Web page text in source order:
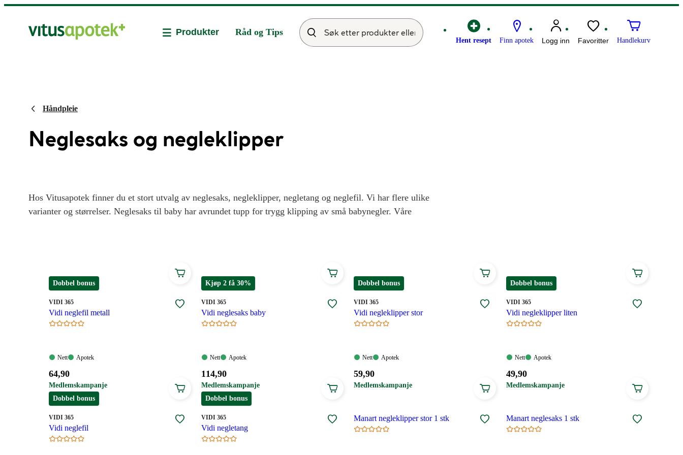
Hent resept Finn apotek Logg inn Favoritter Handlekurv
Produkter Råd og Tips
Håndpleie
Neglesaks og negleklipper
Hos Vitusapotek finner du et stort utvalg av neglesaks, negleklipper, negletang og neglefil. Vi har flere ulike
varianter og størrelser. Neglesaks til baby har avrundet tupp for trygg klipping av små babynegler. Våre
Dobbel bonus
MERKE:
VIDI 365
Vidi neglefil metall
Nett:
Nett
Apotek:
Apotek
Pris:
64,90
kroner.
64,90
Medlemskampanje
Kjøp 2 få 30%
MERKE:
VIDI 365
Vidi neglesaks baby
Nett:
Nett
Apotek:
Apotek
Pris:
114,90
kroner.
114,90
Medlemskampanje
Dobbel bonus
MERKE:
VIDI 365
Vidi negleklipper stor
Nett:
Nett
Apotek:
Apotek
Pris:
59,90
59,90
Medlemskampanje
Dobbel bonus
MERKE:
VIDI 365
Vidi negleklipper liten
Nett:
Nett
Apotek:
Apotek
Pris:
49,90
49,90
Medlemskampanje
Dobbel bonus
MERKE:
VIDI 365
Vidi neglefil
Dobbel bonus
MERKE:
VIDI 365
Vidi negletang
Manart negleklipper stor 1 stk Manart neglesaks 1 stk